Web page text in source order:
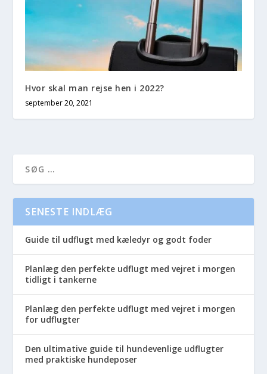
Hvor skal man rejse hen i 2022?
september 20, 2021
SENESTE INDLÆG
Guide til udflugt med kæledyr og godt foder
Planlæg den perfekte udflugt med vejret i morgen
tidligt i tankerne
Planlæg den perfekte udflugt med vejret i morgen
for udflugter
Den ultimative guide til hundevenlige udflugter
med praktiske hundeposer